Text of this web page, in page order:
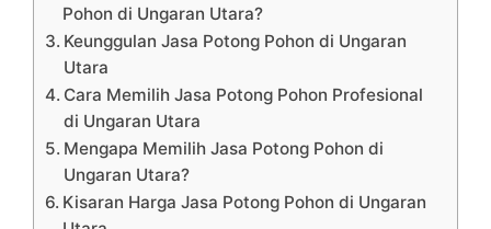
Pohon di Ungaran Utara?
Keunggulan Jasa Potong Pohon di Ungaran
Utara
Cara Memilih Jasa Potong Pohon Profesional
di Ungaran Utara
Mengapa Memilih Jasa Potong Pohon di
Ungaran Utara?
Kisaran Harga Jasa Potong Pohon di Ungaran